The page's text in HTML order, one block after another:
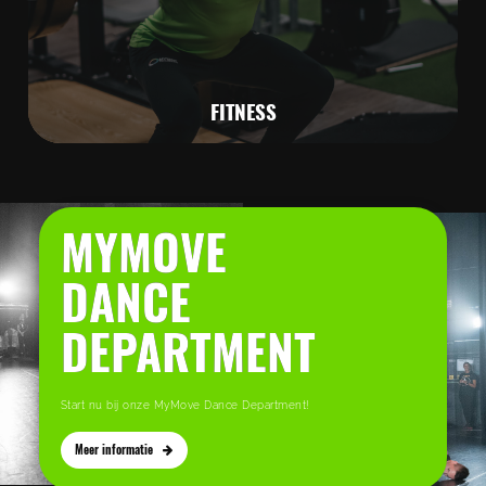
FITNESS
MYMOVE
DANCE
DEPARTMENT
Start nu bij onze MyMove Dance Department!
Meer informatie